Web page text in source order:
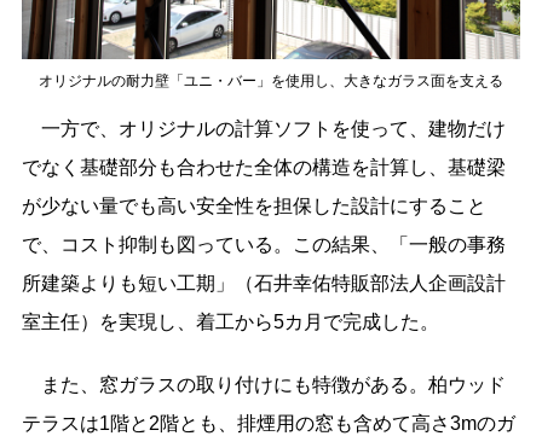
オリジナルの耐力壁「ユニ・バー」を使用し、大きなガラス面を支える
一方で、オリジナルの計算ソフトを使って、建物だけ
でなく基礎部分も合わせた全体の構造を計算し、基礎梁
が少ない量でも高い安全性を担保した設計にすること
で、コスト抑制も図っている。この結果、「一般の事務
所建築よりも短い工期」（石井幸佑特販部法人企画設計
室主任）を実現し、着工から5カ月で完成した。
また、窓ガラスの取り付けにも特徴がある。柏ウッド
テラスは1階と2階とも、排煙用の窓も含めて高さ3mのガ